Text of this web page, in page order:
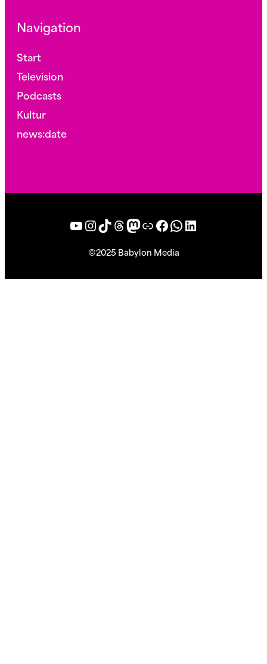
Navigation
Start
Television
Podcasts
Kultur
news:date
YouTube
Instagram
TikTok
Threads
Mastodon
Bluesky
Facebook
WhatsApp
LinkedIn
©2025 Babylon Media